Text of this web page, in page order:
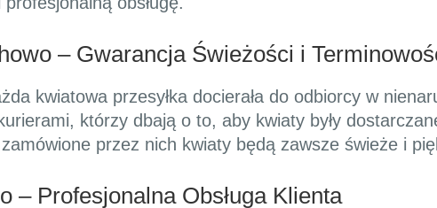
– Gwarancja Świeżości i
kwiatowa przesyłka docierała do odbiorcy w
którzy dbają o to, aby kwiaty były
przez nich kwiaty będą zawsze świeże i
– Profesjonalna Obsługa Klienta